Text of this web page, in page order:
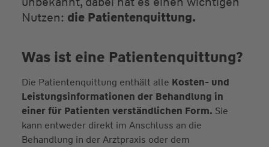
Nutzen: die Patientenquittung.
Was ist eine Patientenquittung?
Die Patientenquittung enthält alle Kosten- und
Leistungsinformationen der Behandlung in
einer für Patienten verständlichen Form. Sie
kann entweder direkt im Anschluss an die
Behandlung in der Arztpraxis oder dem